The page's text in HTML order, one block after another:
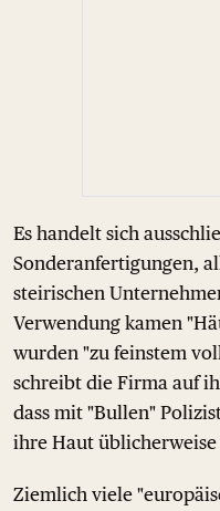
Es handelt sich
Sonderanfertigungen,
steirischen
Verwendung kamen
wurden "zu feinstem
schreibt die Firma auf
dass mit "Bullen"
ihre Haut
Ziemlich viele